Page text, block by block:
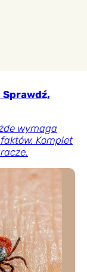
wymaga
Komplet